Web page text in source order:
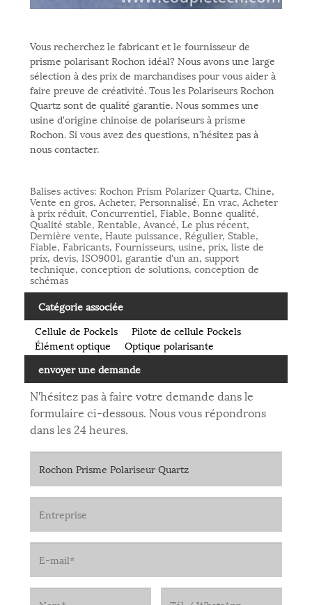
Vous recherchez le fabricant et le fournisseur de
prisme polarisant Rochon idéal? Nous avons une large
sélection à des prix de marchandises pour vous aider à
faire preuve de créativité. Tous les Polariseurs Rochon
Quartz sont de qualité garantie. Nous sommes une
usine d'origine chinoise de polariseurs à prisme
Rochon. Si vous avez des questions, n'hésitez pas à
nous contacter.
Balises actives: Rochon Prism Polarizer Quartz, Chine,
Vente en gros, Acheter, Personnalisé, En vrac, Acheter
à prix réduit, Concurrentiel, Fiable, Bonne qualité,
Qualité stable, Rentable, Avancé, Le plus récent,
Dernière vente, Haute puissance, Régulier, Stable,
Fiable, Fabricants, Fournisseurs, usine, prix, liste de
prix, devis, ISO9001, garantie d'un an, support
technique, conception de solutions, conception de
schémas
Catégorie associée
Cellule de Pockels
Pilote de cellule Pockels
Élément optique
Optique polarisante
envoyer une demande
N'hésitez pas à faire votre demande dans le
formulaire ci-dessous. Nous vous répondrons
dans les 24 heures.